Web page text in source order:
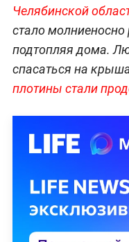
Челябинской
стало молниеносно
подтопляя дома.
спасаться на
плотины стали